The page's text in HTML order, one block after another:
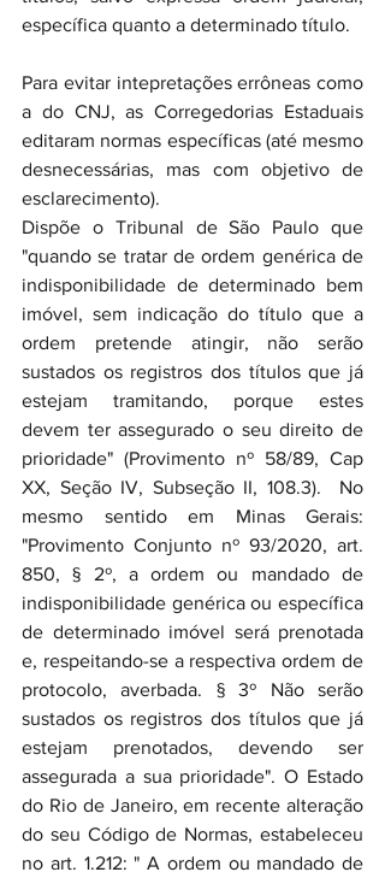
específica quanto a determinado título.
Para evitar intepretações errôneas como
a do CNJ, as Corregedorias Estaduais
editaram normas específicas (até mesmo
desnecessárias, mas com objetivo de
esclarecimento).
Dispõe o Tribunal de São Paulo que
"quando se tratar de ordem genérica de
indisponibilidade de determinado bem
imóvel, sem indicação do título que a
ordem pretende atingir, não serão
sustados os registros dos títulos que já
estejam tramitando, porque estes
devem ter assegurado o seu direito de
prioridade" (Provimento nº 58/89, Cap
XX, Seção IV, Subseção II, 108.3).  No
mesmo sentido em Minas Gerais:
"Provimento Conjunto nº 93/2020, art.
850, § 2º, a ordem ou mandado de
indisponibilidade genérica ou específica
de determinado imóvel será prenotada
e, respeitando-se a respectiva ordem de
protocolo, averbada. § 3º Não serão
sustados os registros dos títulos que já
estejam prenotados, devendo ser
assegurada a sua prioridade". O Estado
do Rio de Janeiro, em recente alteração
do seu Código de Normas, estabeleceu
no art. 1.212: " A ordem ou mandado de